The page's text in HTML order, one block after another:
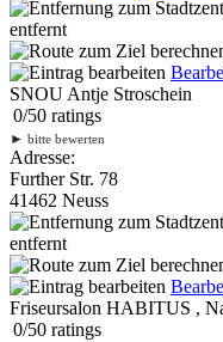
entfernt
SNOU Antje Stroschein
0/50 ratings
► bitte bewerten
Adresse:
Further Str. 78
41462 Neuss
entfernt
Friseursalon HABITUS ,
0/50 ratings